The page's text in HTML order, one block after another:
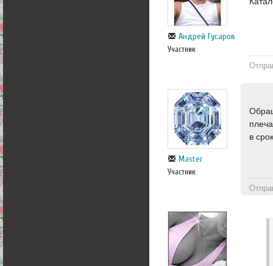
Андрей Гусаров
Участник
Master
Участник
в